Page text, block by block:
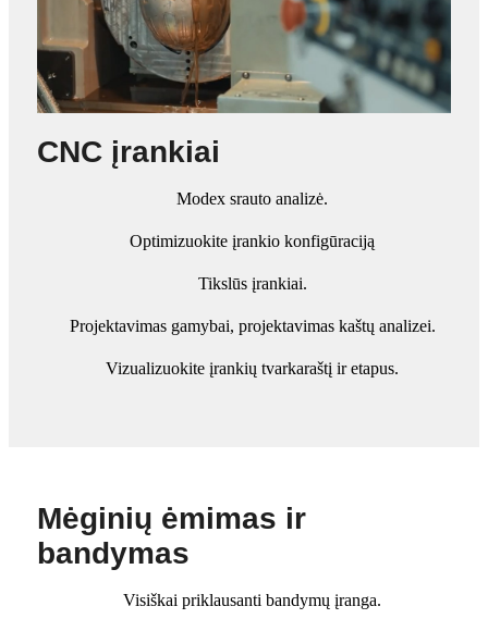
CNC įrankiai
Modex srauto analizė.
Optimizuokite įrankio konfigūraciją
Tikslūs įrankiai.
Projektavimas gamybai, projektavimas kaštų analizei.
Vizualizuokite įrankių tvarkaraštį ir etapus.
Mėginių ėmimas ir
bandymas
Visiškai priklausanti bandymų įranga.